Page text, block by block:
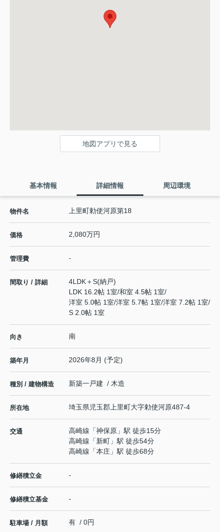
地図アプリで見る
基本情報 詳細情報 周辺環境
物件名 上里町勅使河原第18
価格 2,080万円
管理費 -
間取り / 詳細
4LDK＋S(納戸)
LDK 16.2帖 1室/和室 4.5帖 1室/
洋室 5.0帖 1室/洋室 5.7帖 1室/洋室 7.2帖 1室/
S 2.0帖 1室
向き 南
築年月 2026年8月 (予定)
種別 / 建物構造 新築一戸建 / 木造
所在地 埼玉県児玉郡上里町大字勅使河原487-4
交通 高崎線 「神保原 」駅 徒歩15分
高崎線 「新町 」駅 徒歩54分
高崎線 「本庄 」駅 徒歩68分
修繕積立金 -
修繕積立基金 -
駐車場 / 月額 有 / 0円